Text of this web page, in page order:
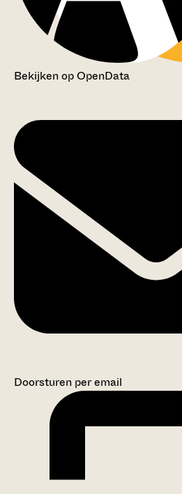
Bekijken op OpenData
Doorsturen per email